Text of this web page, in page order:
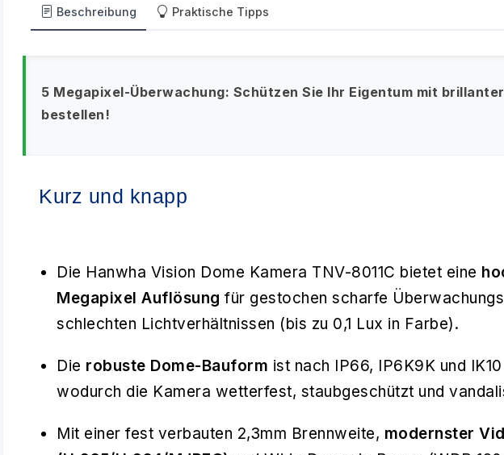
Beschreibung Praktische Tipps
5 Megapixel-Überwachung: Schützen Sie Ihr Eigentum mit
bestellen!
Kurz und knapp
Die Hanwha Vision Dome Kamera TNV-8011C bietet eine
Megapixel Auflösung für gestochen scharfe
schlechten Lichtverhältnissen (bis zu 0,1 Lux in Farbe).
Die robuste Dome-Bauform ist nach IP66, IP6K9K und
wodurch die Kamera wetterfest, staubgeschützt und
Mit einer fest verbauten 2,3mm Brennweite, modernster